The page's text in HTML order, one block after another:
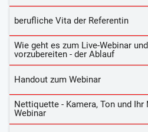
berufliche Vita der Referentin
Wie geht es zum Live-Webinar
vorzubereiten - der Ablauf
Handout zum Webinar
Nettiquette - Kamera, Ton und Ihr
Webinar